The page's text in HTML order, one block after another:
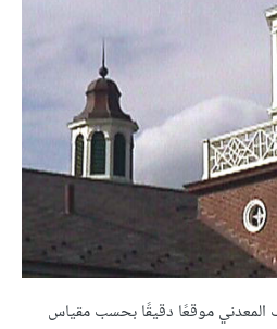
المعدني موقعًا دقيقًا بحسب مقياس